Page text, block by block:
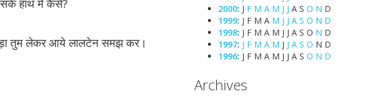
हाथ में कैसे?
तुम लेकर आये लालटेन समझ कर।
2000: J F M A M J J A S O N D
1999: J F M A M J J A S O N D
1998: J F M A M J J A S O N D
1997: J F M A M J J A S O N D
1996: J F M A M J J A S O N D
Archives